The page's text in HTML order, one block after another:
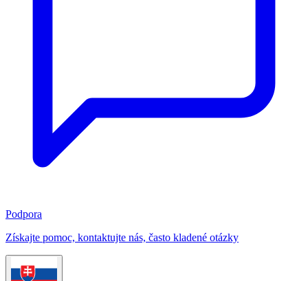
Podpora
Získajte pomoc, kontaktujte nás, často kladené otázky